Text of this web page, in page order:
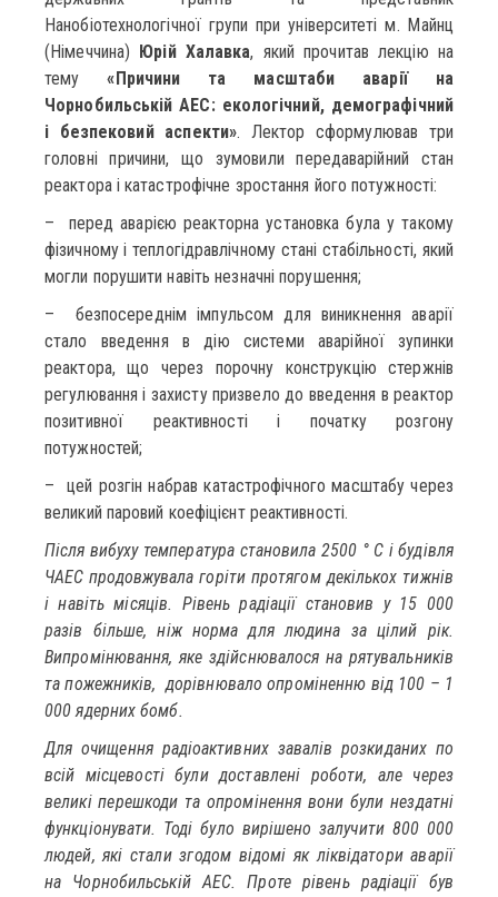
Нанобіотехнологічної групи при університеті м. Майнц
(Німеччина) Юрій Халавка, який прочитав лекцію на
тему «Причини та масштаби аварії на
Чорнобильській АЕС: екологічний, демографічний
і безпековий аспекти». Лектор сформулював три
головні причини, що зумовили передаварійний стан
реактора і катастрофічне зростання його потужності:
– перед аварією реакторна установка була у такому
фізичному і теплогідравлічному стані стабільності, який
могли порушити навіть незначні порушення;
– безпосереднім імпульсом для виникнення аварії
стало введення в дію системи аварійної зупинки
реактора, що через порочну конструкцію стержнів
регулювання і захисту призвело до введення в реактор
позитивної реактивності і початку розгону
потужностей;
– цей розгін набрав катастрофічного масштабу через
великий паровий коефіцієнт реактивності.
Після вибуху температура становила 2500 ° С і будівля
ЧАЕС продовжувала горіти протягом декількох тижнів
і навіть місяців. Рівень радіації становив у 15 000
разів більше, ніж норма для людина за цілий рік.
Випромінювання, яке здійснювалося на рятувальників
та пожежників, дорівнювало опроміненню від 100 – 1
000 ядерних бомб.
Для очищення радіоактивних завалів розкиданих по
всій місцевості були доставлені роботи, але через
великі перешкоди та опромінення вони були нездатні
функціонувати. Тоді було вирішено залучити 800 000
людей, які стали згодом відомі як ліквідатори аварії
на Чорнобильській АЕС. Проте рівень радіації був